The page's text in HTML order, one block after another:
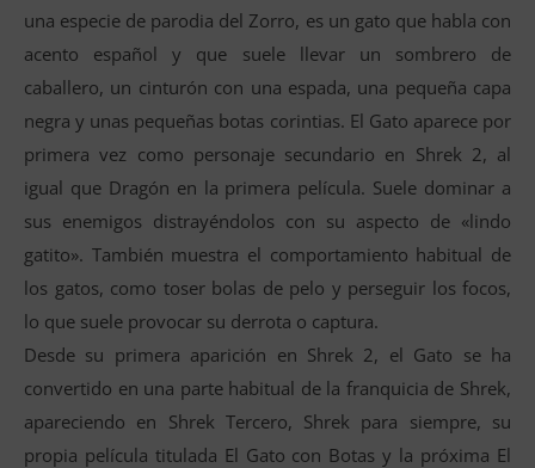
una especie de parodia del Zorro, es un gato que habla con
acento español y que suele llevar un sombrero de
caballero, un cinturón con una espada, una pequeña capa
negra y unas pequeñas botas corintias. El Gato aparece por
primera vez como personaje secundario en Shrek 2, al
igual que Dragón en la primera película. Suele dominar a
sus enemigos distrayéndolos con su aspecto de «lindo
gatito». También muestra el comportamiento habitual de
los gatos, como toser bolas de pelo y perseguir los focos,
lo que suele provocar su derrota o captura.
Desde su primera aparición en Shrek 2, el Gato se ha
convertido en una parte habitual de la franquicia de Shrek,
apareciendo en Shrek Tercero, Shrek para siempre, su
propia película titulada El Gato con Botas y la próxima El